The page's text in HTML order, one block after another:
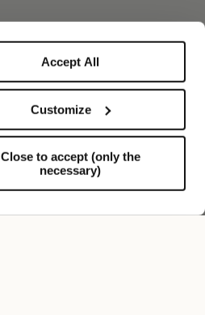
Accept All
Customize
Close to accept (only the
necessary)Assistenza